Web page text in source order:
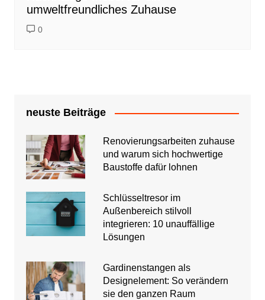
umweltfreundliches Zuhause
0
neuste Beiträge
Renovierungsarbeiten zuhause
und warum sich hochwertige
Baustoffe dafür lohnen
Schlüsseltresor im
Außenbereich stilvoll
integrieren: 10 unauffällige
Lösungen
Gardinenstangen als
Designelement: So verändern
sie den ganzen Raum